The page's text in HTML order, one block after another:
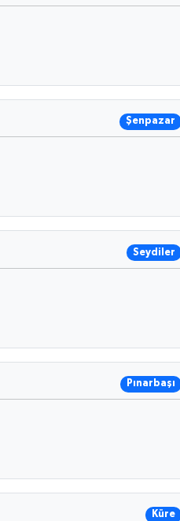
Şenpazar
Seydiler
Pınarbaşı
Küre